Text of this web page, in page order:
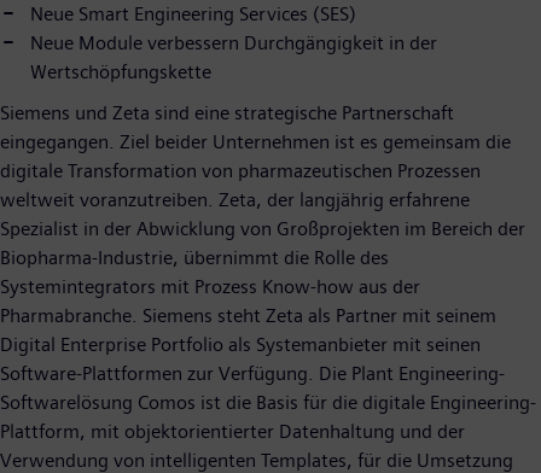
Neue Smart Engineering Services (SES)
Neue Module verbessern Durchgängigkeit in der
Wertschöpfungskette
Siemens und Zeta sind eine strategische Partnerschaft
eingegangen. Ziel beider Unternehmen ist es gemeinsam die
digitale Transformation von pharmazeutischen Prozessen
weltweit voranzutreiben. Zeta, der langjährig erfahrene
Spezialist in der Abwicklung von Großprojekten im Bereich der
Biopharma-Industrie, übernimmt die Rolle des
Systemintegrators mit Prozess Know-how aus der
Pharmabranche. Siemens steht Zeta als Partner mit seinem
Digital Enterprise Portfolio als Systemanbieter mit seinen
Software-Plattformen zur Verfügung. Die Plant Engineering-
Softwarelösung Comos ist die Basis für die digitale Engineering-
Plattform, mit objektorientierter Datenhaltung und der
Verwendung von intelligenten Templates, für die Umsetzung